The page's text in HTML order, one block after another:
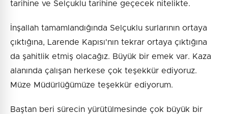
tarihine ve Selçuklu tarihine geçecek nitelikte.
İnşallah tamamlandığında Selçuklu surlarının ortaya
çıktığına, Larende Kapısı'nın tekrar ortaya çıktığına
da şahitlik etmiş olacağız. Büyük bir emek var. Kaza
alanında çalışan herkese çok teşekkür ediyoruz.
Müze Müdürlüğümüze teşekkür ediyorum.
Baştan beri sürecin yürütülmesinde çok büyük bir